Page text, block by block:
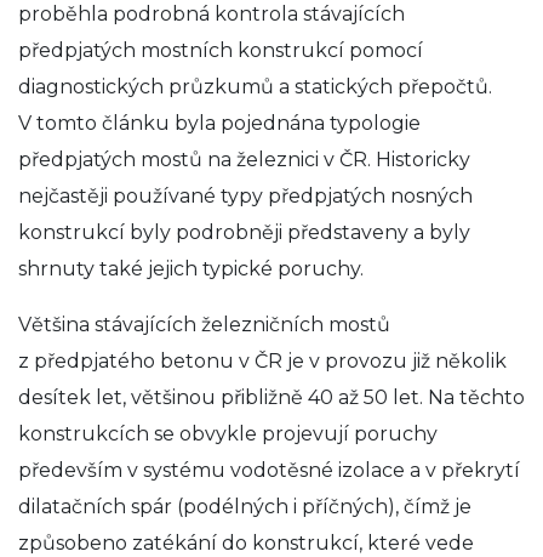
proběhla podrobná kontrola stávajících
předpjatých mostních konstrukcí pomocí
diagnostických průzkumů a statických přepočtů.
V tomto článku byla pojednána typologie
předpjatých mostů na železnici v ČR. Historicky
nejčastěji používané typy předpjatých nosných
konstrukcí byly podrobněji představeny a byly
shrnuty také jejich typické poruchy.
Většina stávajících železničních mostů
z předpjatého betonu v ČR je v provozu již několik
desítek let, většinou přibližně 40 až 50 let. Na těchto
konstrukcích se obvykle projevují poruchy
především v systému vodotěsné izolace a v překrytí
dilatačních spár (podélných i příčných), čímž je
způsobeno zatékání do konstrukcí, které vede